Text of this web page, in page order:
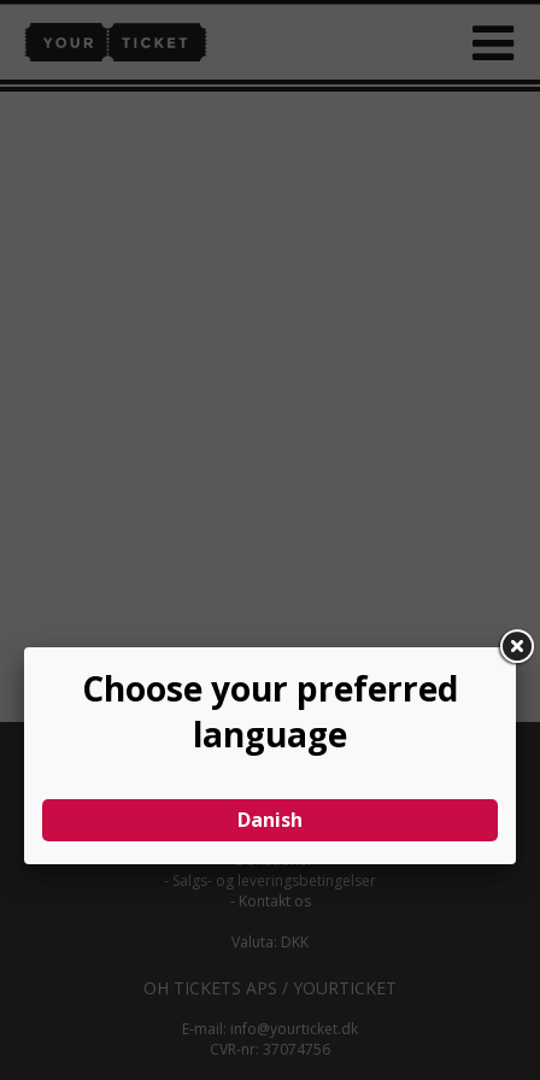
INFORMATION
-Om YourTicket
Bliv arrangør
-Arrangør login
-Donationer
- Salgs- og leveringsbetingelser
- Kontakt os
Valuta: DKK
OH TICKETS APS / YOURTICKET
E-mail: info@yourticket.dk
CVR-nr: 37074756